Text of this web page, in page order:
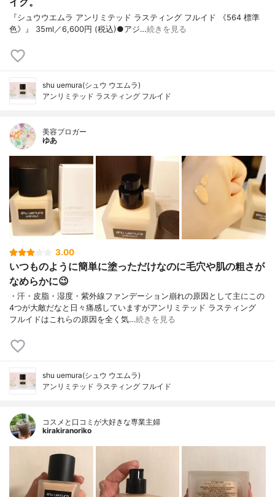
『シュウウエムラ アンリミテッド ラスティング フルイド 《564 標準
色》』 35ml／6,600円 (税込)●アジ…続きを見る
shu uemura(シュウ ウエムラ)
アンリミテッド ラスティング フルイド
美容ブロガー
ゆあ
3.00
いつものように簡単に塗っただけなのに毛穴や肌の粗さが
なめらかに😉
・汗・皮脂・湿度・紫外線ファンデーション崩れの原因として主にこの
4つが大敵だなと日々痛感していますがアンリミテッド ラスティング
フルイドはこれらの原因を全く気…続きを見る
shu uemura(シュウ ウエムラ)
アンリミテッド ラスティング フルイド
コスメと口コミが大好きな専業主婦
kirakiranoriko